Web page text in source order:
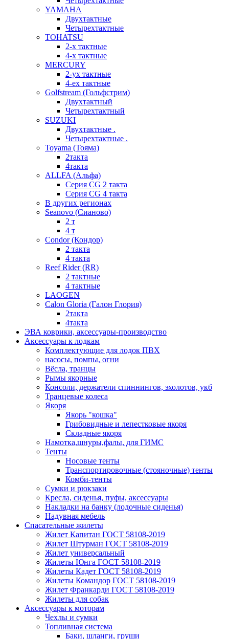
YAMAHA
Двухтактные
Четырехтактные
TOHATSU
2-х тактные
4-х тактные
MERCURY
2-ух тактные
4-ех тактные
Golfstream (Гольфстрим)
Двухтактный
Четырехтактный
SUZUKI
Двухтактные .
Четырехтактные .
Toyama (Тояма)
2такта
4такта
ALLFA (Альфа)
Серия СG 2 такта
Серия СG 4 такта
В других регионах
Seanovo (Сианово)
2 т
4 т
Condor (Кондор)
2 такта
4 такта
Reef Rider (RR)
2 тактные
4 тактные
LAOGEN
Calon Gloria (Галон Глория)
2такта
4такта
ЭВА коврики, аксессуары-производство
Аксессуары к лодкам
Комплектующие для лодок ПВХ
насосы, помпы, огни
Вёсла, транцы
Рымы якорные
Консоли, держатели спиннингов, эхолотов, укб
Транцевые колеса
Якоря
Якорь "кошка"
Грибовидные и лепестковые якоря
Складные якоря
Намотка,шнуры,фалы, для ГИМС
Тенты
Носовые тенты
Транспортировочные (стояночные) тенты
Комби-тенты
Сумки и рюкзаки
Кресла, сиденья, пуфы, аксессуары
Накладки на банку (лодочные сиденья)
Надувная мебель
Спасательные жилеты
Жилет Капитан ГОСТ 58108-2019
Жилет Штурман ГОСТ 58108-2019
Жилет универсальный
Жилеты Юнга ГОСТ 58108-2019
Жилеты Кадет ГОСТ 58108-2019
Жилеты Командор ГОСТ 58108-2019
Жилет Франкарди ГОСТ 58108-2019
Жилеты для собак
Аксессуары к моторам
Чехлы и сумки
Топливная система
Баки, шланги, груши